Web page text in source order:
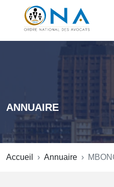
ANNUAIRE
Accueil Annuaire